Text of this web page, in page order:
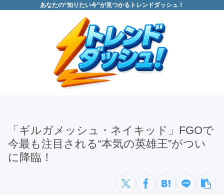
あなたの“知りたい今”が見つかるトレンドダッシュ！
「ギルガメッシュ・ネイキッド」FGOで
今最も注目される“本気の英雄王”がつい
に降臨！